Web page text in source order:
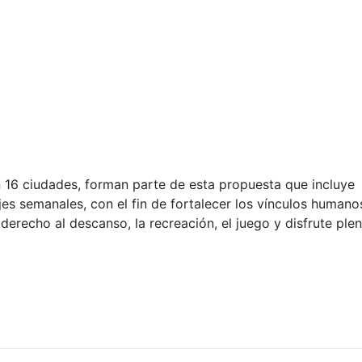
ciudades, forman parte de esta propuesta que incluye
semanales, con el fin de fortalecer los vínculos
al descanso, la recreación, el juego y disfrute